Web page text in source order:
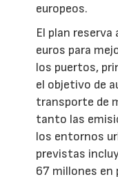
europeos.
El plan reserva
euros para
los puertos,
el objetivo de
transporte de
tanto las
los entornos
previstas
67 millones